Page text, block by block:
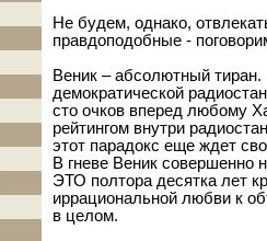
Не будем, однако,
правдоподобные -
Веник – абсолютный
демократической
сто очков вперед любому
рейтингом внутри
этот парадокс еще ждет
В гневе Веник совершенно
ЭТО полтора десятка лет
иррациональной любви к
в целом.